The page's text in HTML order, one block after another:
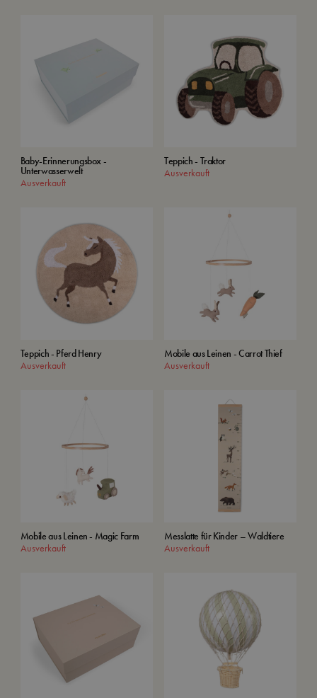
Baby-Erinnerungsbox -
Unterwasserwelt
Ausverkauft
Teppich - Traktor
Ausverkauft
Teppich - Pferd Henry
Ausverkauft
Mobile aus Leinen - Carrot Thief
Ausverkauft
Mobile aus Leinen - Magic Farm
Ausverkauft
Messlatte für Kinder – Waldtiere
Ausverkauft